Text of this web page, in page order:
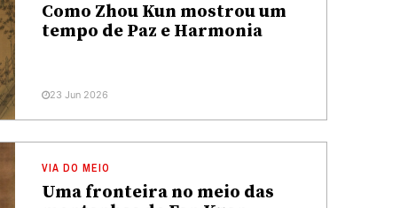
Como Zhou Kun mostrou um
tempo de Paz e Harmonia
23 Jun 2026
VIA DO MEIO
Uma fronteira no meio das